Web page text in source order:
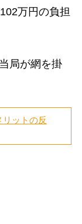
万円の負担
局が網を掛
ットの反